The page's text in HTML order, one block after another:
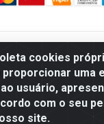
cookies
uma
usuário,
com o seu
site.
e Ambientação
5A, 12A, 14A -
PE - CEP 54.355-
08.749.430/0002-01